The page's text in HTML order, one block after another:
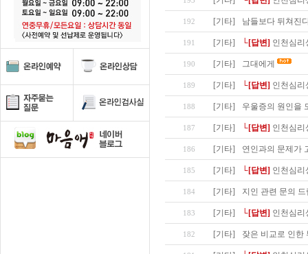
192 [기타] 남들보다 뒤쳐진
191 [기타] └[답변] 인천심리
190 [기타] 그대에게
189 [기타] └[답변] 인천심리
188 [기타] 우울증의 원인을
187 [기타] └[답변] 인천심리
186 [기타] 연인과의 문제가
185 [기타] └[답변] 인천심리
184 [기타] 지인 관련 문의
183 [기타] └[답변] 인천심리
182 [기타] 잦은 비교로 인한